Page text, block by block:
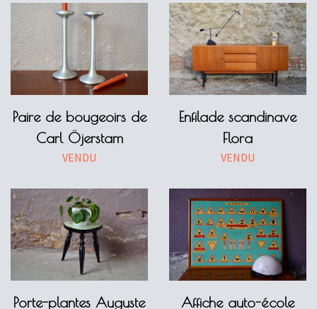
Paire de bougeoirs de
Carl Öjerstam
VENDU
Enfilade scandinave
Flora
VENDU
Porte-plantes Auguste
Affiche auto-école